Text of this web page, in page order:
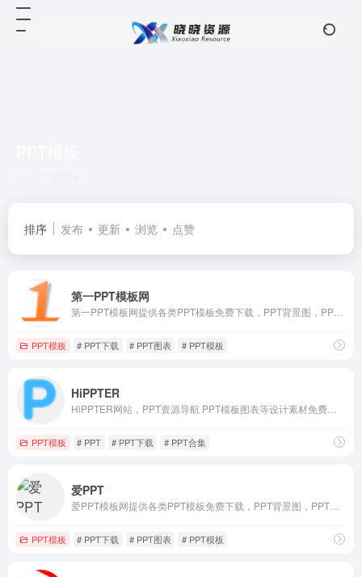
排序 发布 更新 浏览 点赞
第一PPT模板网
PPT模板 # PPT下载 # PPT图表 # PPT模板
HiPPTER
PPT模板 # PPT # PPT下载 # PPT合集
爱PPT
PPT模板 # PPT下载 # PPT图表 # PPT模板